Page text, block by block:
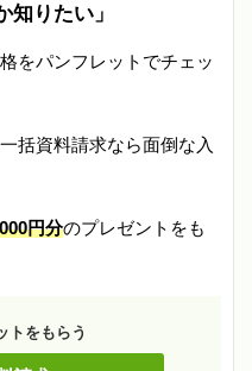
知りたい」
をパンフレットでチェッ
括資料請求なら面倒な入
円分のプレゼントをも
トをもらう